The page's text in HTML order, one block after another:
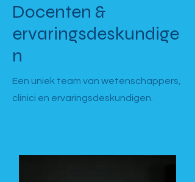
Docenten &
ervaringsdeskundige
n
Een uniek team van wetenschappers,
clinici en ervaringsdeskundigen.